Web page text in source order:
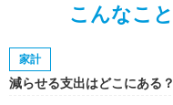
こんなこ
家計
減らせる支出はどこにある？